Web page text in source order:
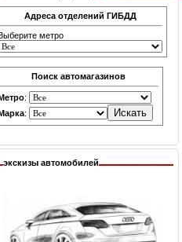
Адреса отделений ГИБДД
метро
Поиск автомагазинов
:
:
экскизы автомобилей